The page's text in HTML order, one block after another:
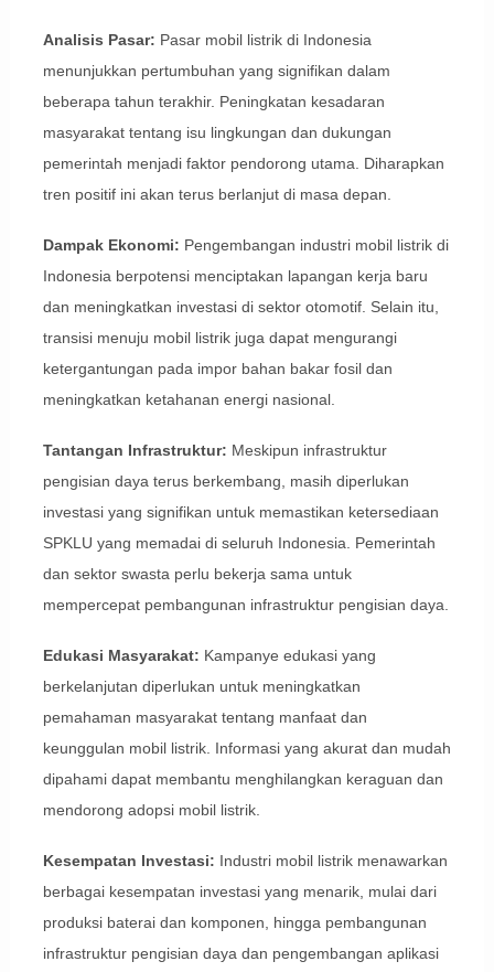
Analisis Pasar: Pasar mobil listrik di Indonesia
menunjukkan pertumbuhan yang signifikan dalam
beberapa tahun terakhir. Peningkatan kesadaran
masyarakat tentang isu lingkungan dan dukungan
pemerintah menjadi faktor pendorong utama. Diharapkan
tren positif ini akan terus berlanjut di masa depan.
Dampak Ekonomi: Pengembangan industri mobil listrik di
Indonesia berpotensi menciptakan lapangan kerja baru
dan meningkatkan investasi di sektor otomotif. Selain itu,
transisi menuju mobil listrik juga dapat mengurangi
ketergantungan pada impor bahan bakar fosil dan
meningkatkan ketahanan energi nasional.
Tantangan Infrastruktur: Meskipun infrastruktur
pengisian daya terus berkembang, masih diperlukan
investasi yang signifikan untuk memastikan ketersediaan
SPKLU yang memadai di seluruh Indonesia. Pemerintah
dan sektor swasta perlu bekerja sama untuk
mempercepat pembangunan infrastruktur pengisian daya.
Edukasi Masyarakat: Kampanye edukasi yang
berkelanjutan diperlukan untuk meningkatkan
pemahaman masyarakat tentang manfaat dan
keunggulan mobil listrik. Informasi yang akurat dan mudah
dipahami dapat membantu menghilangkan keraguan dan
mendorong adopsi mobil listrik.
Kesempatan Investasi: Industri mobil listrik menawarkan
berbagai kesempatan investasi yang menarik, mulai dari
produksi baterai dan komponen, hingga pembangunan
infrastruktur pengisian daya dan pengembangan aplikasi